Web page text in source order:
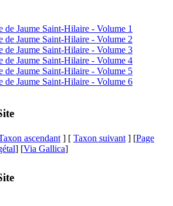
de Jaume Saint-Hilaire - Volume 1
de Jaume Saint-Hilaire - Volume 2
de Jaume Saint-Hilaire - Volume 3
de Jaume Saint-Hilaire - Volume 4
de Jaume Saint-Hilaire - Volume 5
de Jaume Saint-Hilaire - Volume 6
ascendant ] [ Taxon suivant ] [Page
] [Via Gallica]